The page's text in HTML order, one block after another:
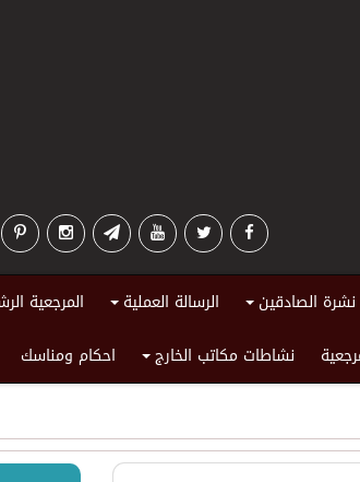
نشرة الصادقين الرسالة العملية المرجعية
نشاطات مكاتب الخارج احكام ومناسك